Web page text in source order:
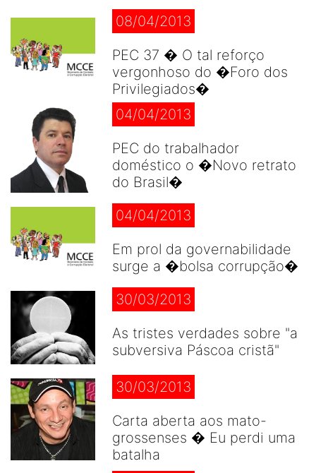
08/04/2013
PEC 37 � O tal reforço
vergonhoso do �Foro dos
Privilegiados�
04/04/2013
PEC do trabalhador
doméstico o �Novo retrato
do Brasil�
04/04/2013
Em prol da governabilidade
surge a �bolsa corrupção�
30/03/2013
As tristes verdades sobre "a
subversiva Páscoa cristã"
30/03/2013
Carta aberta aos mato-
grossenses � Eu perdi uma
batalha